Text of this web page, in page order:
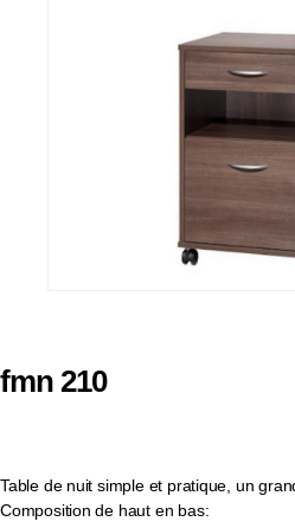
fmn 210
Table de nuit simple et pratique, un
Composition de haut en bas: